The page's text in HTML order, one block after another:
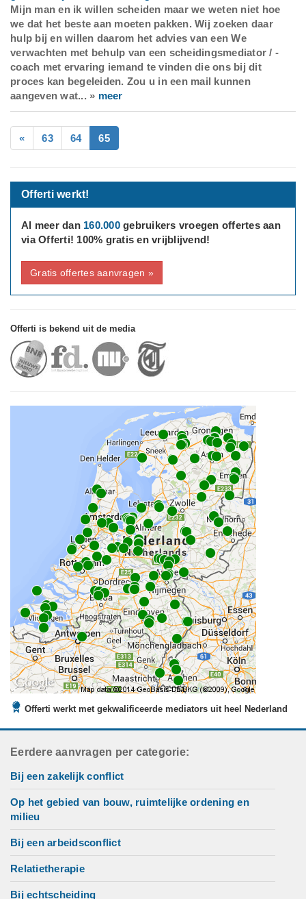
Mijn man en ik willen scheiden maar we weten niet hoe
we dat het beste aan moeten pakken. Wij zoeken daar
hulp bij en willen daarom het advies van een We
verwachten met behulp van een scheidingsmediator / -
coach met ervaring iemand te vinden die ons bij dit
proces kan begeleiden. Zou u in een mail kunnen
aangeven wat... » meer
« 63 64 65
Offerti werkt!
Al meer dan 160.000gebruikers vroegen offertes aan
via Offerti! 100% gratis en vrijblijvend!
Gratis offertes aanvragen »
Offerti is bekend uit de media
Offerti werkt met gekwalificeerde mediators uit heel Nederland
Eerdere aanvragen per categorie:
Bij een zakelijk conflict
Op het gebied van bouw, ruimtelijke ordening en
milieu
Bij een arbeidsconflict
Relatietherapie
Bij echtscheiding